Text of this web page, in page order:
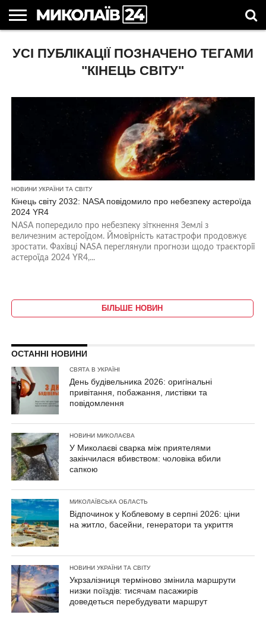
НОВИНИ
НОВИНИ
МИКОЛАЄВА
МИКОЛАЇВСЬКА
ОБЛАСТЬ
НОВИНИ
СПОРТУ
УКРАЇНА
ТА СВІТ
НОВИНИ
КОМПАНІЙ
АСТРОЛОГІЯ
СВЯТА
В
КОРИСНІ
СТАТТІ
УСІ ПУБЛІКАЦІЇ ПОЗНАЧЕНО ТЕГАМИ
"КІНЕЦЬ СВІТУ"
НОВИНИ УКРАЇНИ ТА СВІТУ
Кінець світу 2032: NASA повідомило про небезпеку астероїда
2024 YR4
NASA попередило про небезпеку зіткнення Землі з
величезним астероїдом. Ймовірність катастрофи продовжує
зростати. Фахівці NASA переглянули прогнози щодо траєкторії
астероїда 2024 YR4,...
БІЛЬШЕ НОВИН
ОСТАННІ НОВИНИ
СВЯТА В УКРАЇНІ
День будівельника 2026: оригінальні
привітання, побажання, листівки та
повідомлення
НОВИНИ МИКОЛАЄВА
У Миколаєві сварка між приятелями
закінчилася вбивством: чоловіка вбили
сапкою
МИКОЛАЇВСЬКА ОБЛАСТЬ
Відпочинок у Коблевому в серпні 2026: ціни
на житло, басейни, генератори та укриття
НОВИНИ УКРАЇНИ ТА СВІТУ
Укрзалізниця терміново змінила маршрути
низки поїздів: тисячам пасажирів
доведеться перебудувати маршрут